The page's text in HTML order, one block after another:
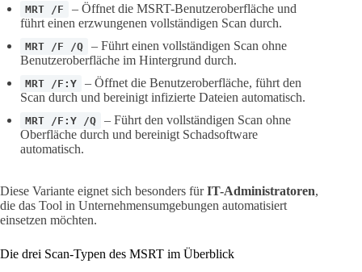
MRT /F
– Öffnet die MSRT-Benutzeroberfläche und
führt einen erzwungenen vollständigen Scan durch.
MRT /F /Q
– Führt einen vollständigen Scan ohne
Benutzeroberfläche im Hintergrund durch.
MRT /F:Y
– Öffnet die Benutzeroberfläche, führt den
Scan durch und bereinigt infizierte Dateien automatisch.
MRT /F:Y /Q
– Führt den vollständigen Scan ohne
Oberfläche durch und bereinigt Schadsoftware
automatisch.
Diese Variante eignet sich besonders fürIT-Administratoren,
die das Tool in Unternehmensumgebungen automatisiert
einsetzen möchten.
Die drei Scan-Typen des MSRT im Überblick